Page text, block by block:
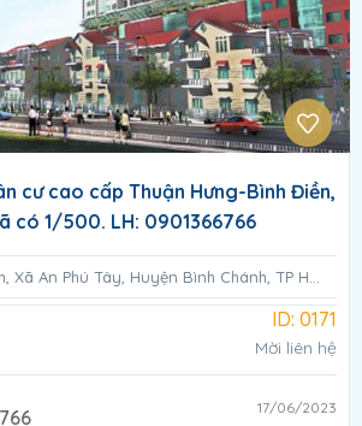
cư cao cấp Thuận Hưng-Bình Điền,
có 1/500. LH: 0901366766
An Phú Tây, Huyện Bình Chánh, TP Hồ Chí Minh
ID: 0171
Mời liên hệ
17/06/2023